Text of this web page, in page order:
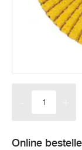
Online